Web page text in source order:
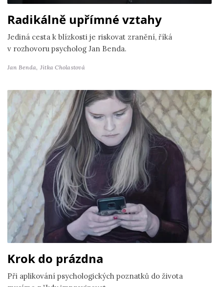
Radikálně upřímné vztahy
Jediná cesta k blízkosti je riskovat zranění, říká
v rozhovoru psycholog Jan Benda.
Jan Benda, Jitka Cholastová
Krok do prázdna
Při aplikování psychologických poznatků do života